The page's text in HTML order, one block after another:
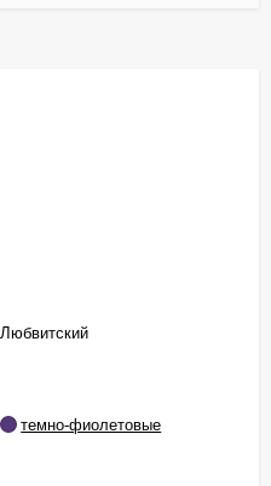
Любвитский
темно-фиолетовые